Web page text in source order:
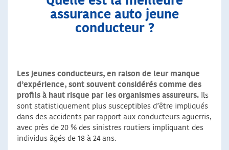
assurance auto jeune
conducteur ?
Les jeunes conducteurs, en raison de leur manque
d’expérience, sont souvent considérés comme des
profils à haut risque par les organismes assureurs. Ils
sont statistiquement plus susceptibles d’être impliqués
dans des accidents par rapport aux conducteurs aguerris,
avec près de 20 % des sinistres routiers impliquant des
individus âgés de 18 à 24 ans.